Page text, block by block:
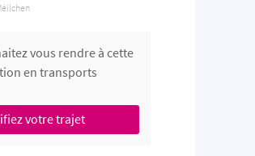
vous rendre à cette
en transports
votre trajet